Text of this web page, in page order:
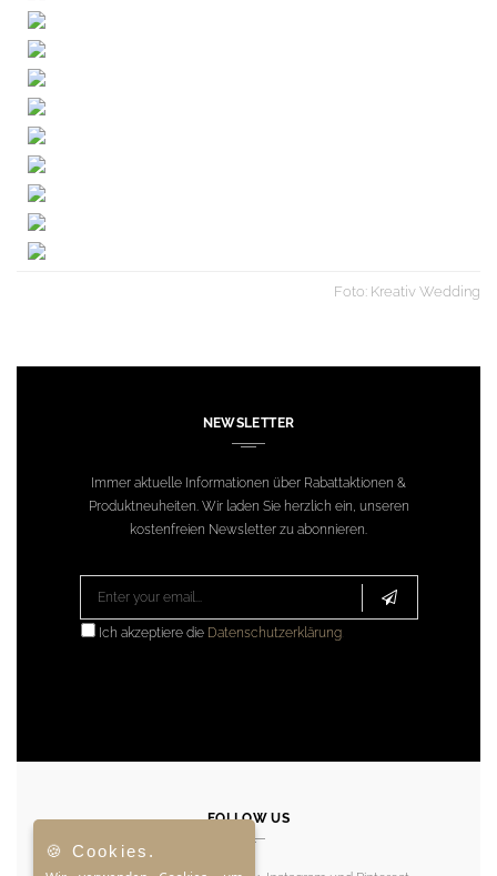
Foto: Kreativ Wedding
NEWSLETTER
Immer aktuelle Informationen über Rabattaktionen &
Produktneuheiten. Wir laden Sie herzlich ein, unseren
kostenfreien Newsletter zu abonnieren.
Ich akzeptiere die Datenschutzerklärung.
FOLLOW US
🍪 Cookies.